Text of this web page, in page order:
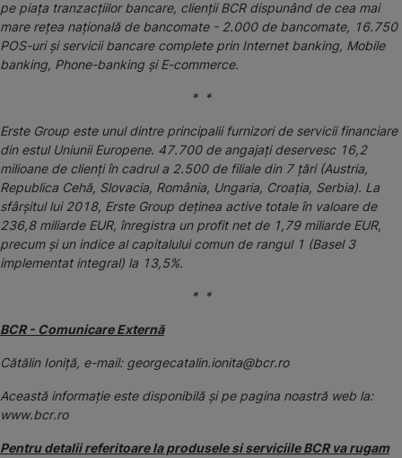
pe piața tranzacțiilor bancare, clienții BCR dispunând de cea mai
mare rețea națională de bancomate - 2.000 de bancomate, 16.750
POS-uri și servicii bancare complete prin Internet banking, Mobile
banking, Phone-banking și E-commerce.
* *
Erste Group este unul dintre principalii furnizori de servicii financiare
din estul Uniunii Europene. 47.700 de angajați deservesc 16,2
milioane de clienți în cadrul a 2.500 de filiale din 7 țări (Austria,
Republica Cehă, Slovacia, România, Ungaria, Croația, Serbia). La
sfârșitul lui 2018, Erste Group deținea active totale în valoare de
236,8 miliarde EUR, înregistra un profit net de 1,79 miliarde EUR,
precum și un indice al capitalului comun de rangul 1 (Basel 3
implementat integral) la 13,5%.
* *
BCR - Comunicare Externă
Cătălin Ioniță, e-mail: georgecatalin.ionita@bcr.ro
Această informaţie este disponibilă şi pe pagina noastră web la:
www.bcr.ro
Pentru detalii referitoare la produsele si serviciile BCR va rugam